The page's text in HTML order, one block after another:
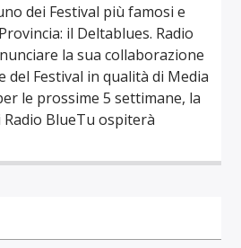
dei Festival più famosi e
il Deltablues. Radio
la sua collaborazione
del Festival in qualità di Media
le prossime 5 settimane, la
BlueTu ospiterà